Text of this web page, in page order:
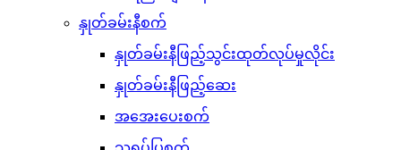
နှုတ်ခမ်းနီစက်
နှုတ်ခမ်းနီဖြည့်သွင်းထုတ်လုပ်မှုလိုင်း
နှုတ်ခမ်းနီဖြည့်ဆေး
အအေးပေးစက်